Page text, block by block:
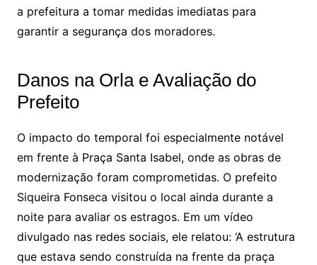
a prefeitura a tomar medidas imediatas para
garantir a segurança dos moradores.
Danos na Orla e Avaliação do
Prefeito
O impacto do temporal foi especialmente notável
em frente à Praça Santa Isabel, onde as obras de
modernização foram comprometidas. O prefeito
Siqueira Fonseca visitou o local ainda durante a
noite para avaliar os estragos. Em um vídeo
divulgado nas redes sociais, ele relatou: ‘A estrutura
que estava sendo construída na frente da praça